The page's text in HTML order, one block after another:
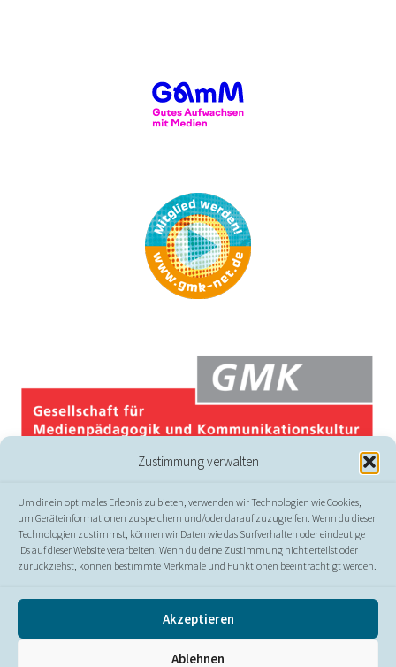
Zustimmung verwalten
Um dir ein optimales Erlebnis zu bieten, verwenden wir Technologien wie Cookies,
um Geräteinformationen zu speichern und/oder darauf zuzugreifen. Wenn du diesen
Technologien zustimmst, können wir Daten wie das Surfverhalten oder eindeutige
IDs auf dieser Website verarbeiten. Wenn du deine Zustimmung nicht erteilst oder
zurückziehst, können bestimmte Merkmale und Funktionen beeinträchtigt werden.
Akzeptieren
Ablehnen
Presse//Kontakt//Impressum//Datenschutz//